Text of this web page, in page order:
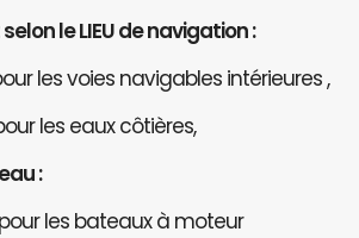
le LIEU de navigation :
les voies navigables intérieures ,
les eaux côtières,
:
les bateaux à moteur